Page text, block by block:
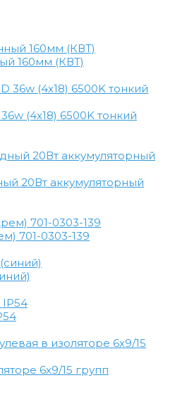
160мм (КВТ)
(4х18) 6500K тонкий
20Вт аккумуляторный
701-0303-139
6х9/15 групп